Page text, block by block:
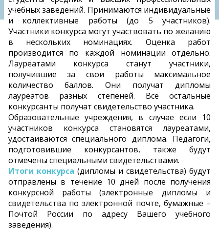
учебных заведений. Принимаются индивидуальные
и коллективные работы (до 5 участников).
Участники конкурса могут участвовать по желанию
в нескольких номинациях. Оценка работ
производится по каждой номинации отдельно.
Лауреатами конкурса станут участники,
получившие за свои работы максимальное
количество баллов. Они получат дипломы
лауреатов разных степеней. Все остальные
конкурсанты получат свидетельство участника.
Образовательные учреждения, в случае если 10
участников конкурса становятся лауреатами,
удостаиваются специального диплома. Педагоги,
подготовившие конкурсантов, также будут
отмечены специальными свидетельствами.
Итоги конкурса (дипломы и свидетельства) будут
отправлены в течение 10 дней после получения
конкурсной работы (электронные дипломы и
свидетельства по электронной почте, бумажные –
Почтой России по адресу Вашего учебного
заведения).